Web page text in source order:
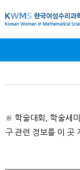
문
가
※ 학술대회, 학술세
구 관련 정보를 이 곳